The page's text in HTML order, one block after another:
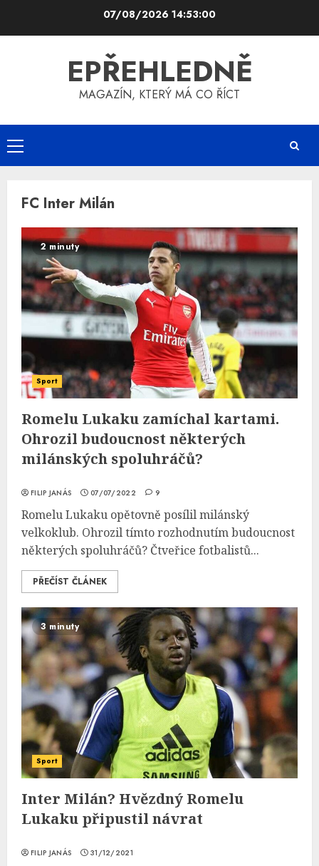
07/08/202614:53:01
EPŘEHLEDNĚ
MAGAZÍN, KTERÝ MÁ CO ŘÍCT
Primary
Menu
FC Inter Milán
2 minuty
Sport
Romelu Lukaku zamíchal kartami.
Ohrozil budoucnost některých
milánských spoluhráčů?
FILIP JANÁS 07/07/2022 9
Romelu Lukaku opětovně posílil milánský
velkoklub. Ohrozil tímto rozhodnutím budoucnost
některých spoluhráčů? Čtveřice fotbalistů...
PŘEČÍST ČLÁNEK
3 minuty
Sport
Inter Milán? Hvězdný Romelu
Lukaku připustil návrat
FILIP JANÁS 31/12/2021